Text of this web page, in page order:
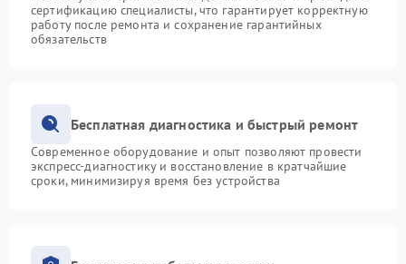
сертификацию специалисты, что гарантирует корректную
работу после ремонта и сохранение гарантийных
обязательств
Бесплатная диагностика и быстрый ремонт
Современное оборудование и опыт позволяют провести
экспресс-диагностику и восстановление в кратчайшие
сроки, минимизируя время без устройства